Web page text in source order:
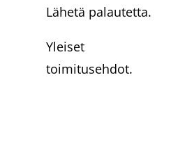
Lähetä palautetta.
Yleiset
toimitusehdot.